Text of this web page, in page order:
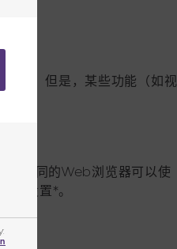
限。但是，某些功能（如视
不同的Web浏览器可以使
器设置*。